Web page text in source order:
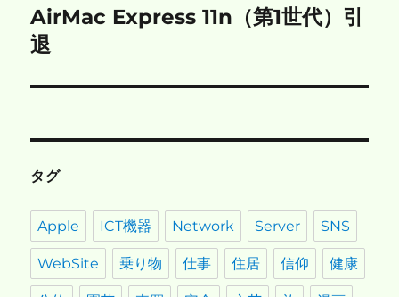
ゲ
ー
シ
ン
次
の
稿:
AirMac Express 11n（第1世代）引
退
タグ
Apple ICT機器 Network Server SNS
WebSite 乗り物 仕事 住居 信仰 健康